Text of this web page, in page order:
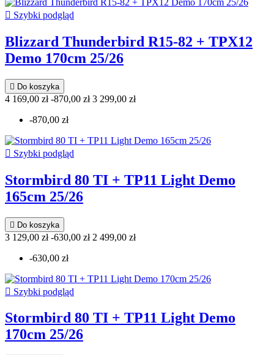
 Szybki podgląd
Blizzard Thunderbird R15-82 + TPX12
Demo 170cm 25/26
 Do koszyka
4 169,00 zł -870,00 zł 3 299,00 zł
-870,00 zł
 Szybki podgląd
Stormbird 80 TI + TP11 Light Demo
165cm 25/26
 Do koszyka
3 129,00 zł -630,00 zł 2 499,00 zł
-630,00 zł
 Szybki podgląd
Stormbird 80 TI + TP11 Light Demo
170cm 25/26